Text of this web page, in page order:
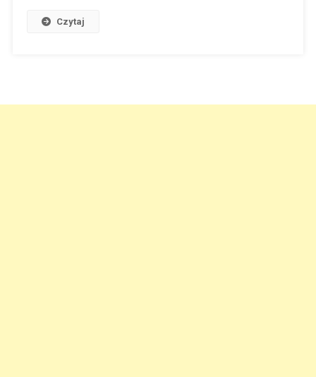
Czytaj